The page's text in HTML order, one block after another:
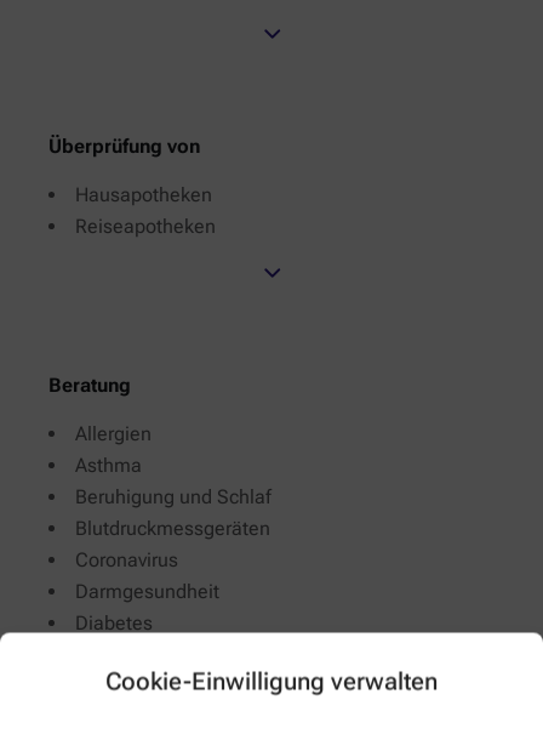
Cookie-Einwilligung verwalten
Überprüfung von
Hausapotheken
Reiseapotheken
Beratung
Allergien
Asthma
Beruhigung und Schlaf
Blutdruckmessgeräten
Coronavirus
Darmgesundheit
Diabetes
Herz-Kreislauf & Gefäße